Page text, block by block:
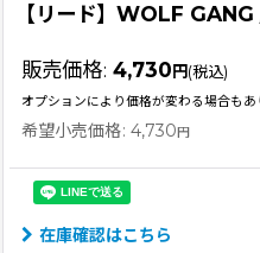
【リード】WOLF
販売価格: 4,730円(税込)
オプションにより価格が変わる場合もあ
希望小売価格: 4,730円
在庫確認はこちら